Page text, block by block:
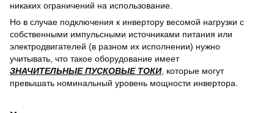
никаких ограничений на использование.
Но в случае подключения к инвертору весомой нагрузки с
собственными импульсными источниками питания или
электродвигателей (в разном их исполнении) нужно
учитывать, что такое оборудование имеет
ЗНАЧИТЕЛЬНЫЕ ПУСКОВЫЕ ТОКИ, которые могут
превышать номинальный уровень мощности инвертора.